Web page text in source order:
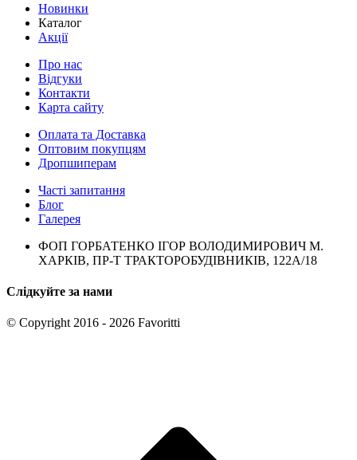
Новинки
Каталог
Акції
Про нас
Відгуки
Контакти
Карта сайту
Оплата та Доставка
Оптовим покупцям
Дропшиперам
Часті запитання
Блог
Галерея
ФОП ГОРБАТЕНКО ІГОР ВОЛОДИМИРОВИЧ М.
ХАРКІВ, ПР-Т ТРАКТОРОБУДІВНИКІВ, 122А/18
Слідкуйте за нами
© Copyright 2016 - 2026 Favoritti